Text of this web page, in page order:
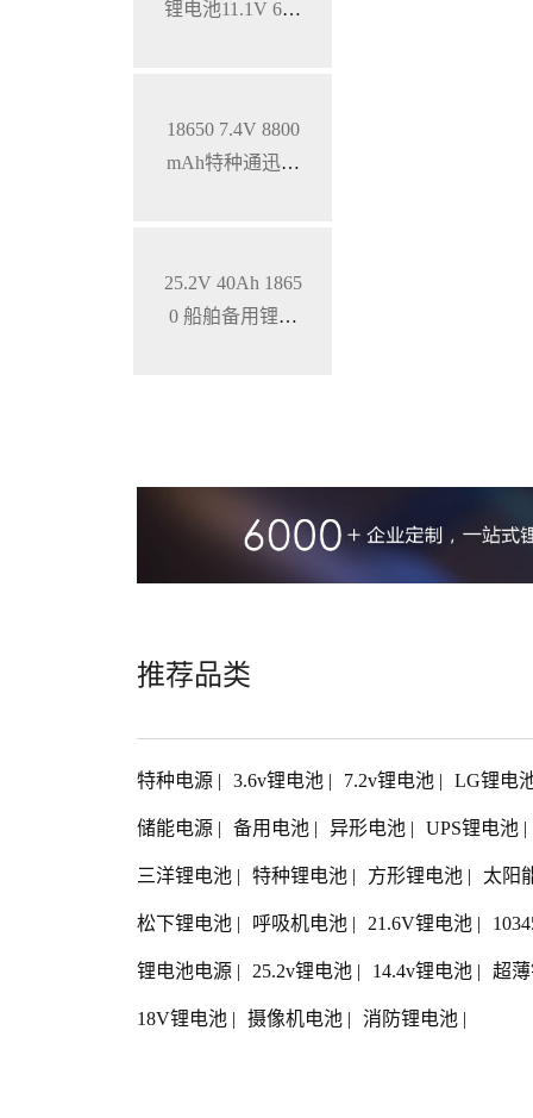
锂电池11.1V 600
18650 7.4V 8800
mAh特种通迅设
25.2V 40Ah 1865
0 船舶备用锂电
推荐品类
特种电源 | 3.6v锂电池 | 7.2v锂电池 | LG锂电
储能电源 | 备用电池 | 异形电池 | UPS锂电池 |
三洋锂电池 | 特种锂电池 | 方形锂电池 | 太阳
松下锂电池 | 呼吸机电池 | 21.6V锂电池 |
锂电池电源 | 25.2v锂电池 | 14.4v锂电池 | 超
18V锂电池 | 摄像机电池 | 消防锂电池 |